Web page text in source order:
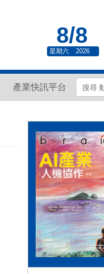
8/8
星期六
2026
產業快訊平台